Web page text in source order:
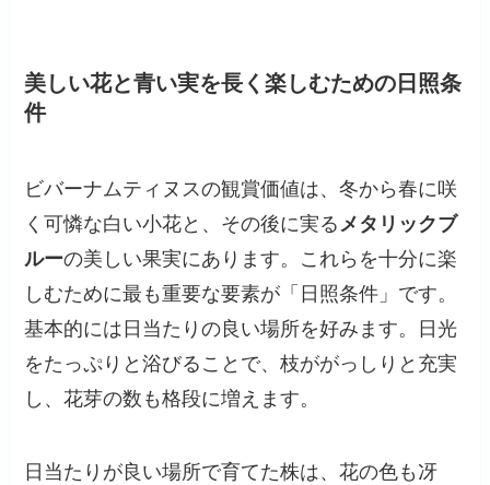
美しい花と青い実を長く楽しむための日照条
件
ビバーナムティヌスの観賞価値は、冬から春に咲
く可憐な白い小花と、その後に実る メタリックブ
ルーの美しい果実にあります。これらを十分に楽
しむために最も重要な要素が「日照条件」です。
基本的には日当たりの良い場所を好みます。日光
をたっぷりと浴びることで、枝ががっしりと充実
し、花芽の数も格段に増えます。
日当たりが良い場所で育てた株は、花の色も冴